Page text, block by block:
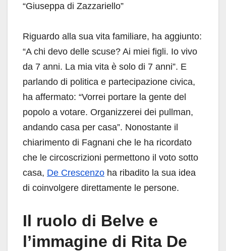
“Giuseppa di Zazzariello”
Riguardo alla sua vita familiare, ha aggiunto:
“A chi devo delle scuse? Ai miei figli. Io vivo
da 7 anni. La mia vita è solo di 7 anni”. E
parlando di politica e partecipazione civica,
ha affermato: “Vorrei portare la gente del
popolo a votare. Organizzerei dei pullman,
andando casa per casa”. Nonostante il
chiarimento di Fagnani che le ha ricordato
che le circoscrizioni permettono il voto sotto
casa, De Crescenzo ha ribadito la sua idea
di coinvolgere direttamente le persone.
Il ruolo di Belve e
l’immagine di Rita De